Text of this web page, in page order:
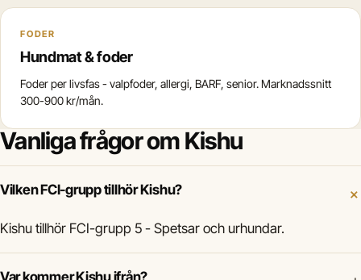
FODER
Hundmat & foder
Foder per livsfas - valpfoder, allergi, BARF, senior. Marknadssnitt
300-900 kr/mån.
Vanliga frågor om Kishu
Vilken FCI-grupp tillhör Kishu?
Kishu tillhör FCI-grupp 5 - Spetsar och urhundar.
Var kommer Kishu ifrån?